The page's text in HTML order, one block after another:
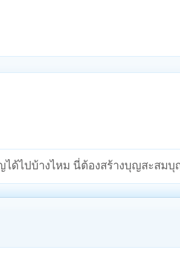
ด้ไปบ้างไหม นี่ต้องสร้างบุญสะสมบุ